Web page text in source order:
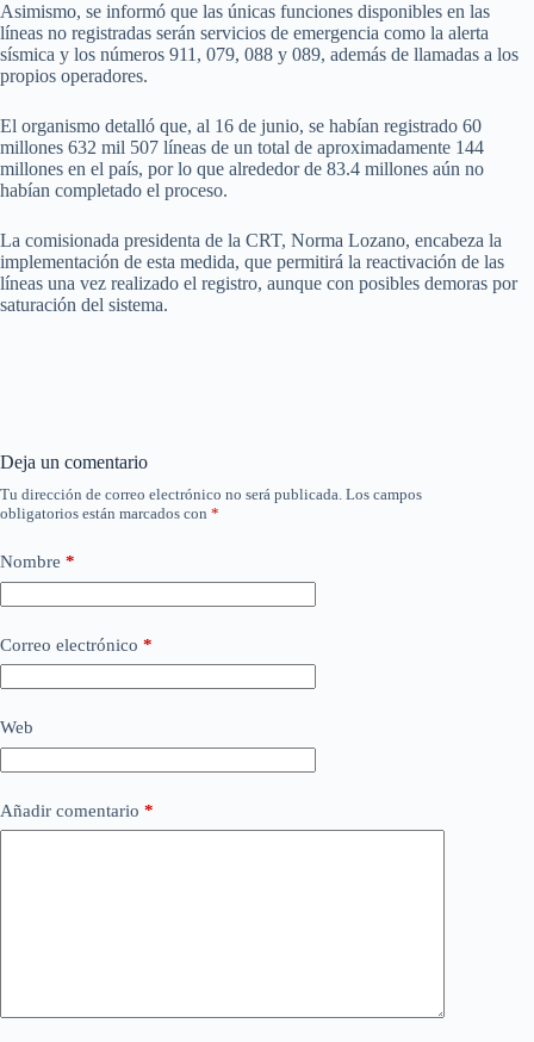
Asimismo, se informó que las únicas funciones disponibles en las
líneas no registradas serán servicios de emergencia como la alerta
sísmica y los números 911, 079, 088 y 089, además de llamadas a los
propios operadores.
El organismo detalló que, al 16 de junio, se habían registrado 60
millones 632 mil 507 líneas de un total de aproximadamente 144
millones en el país, por lo que alrededor de 83.4 millones aún no
habían completado el proceso.
La comisionada presidenta de la CRT, Norma Lozano, encabeza la
implementación de esta medida, que permitirá la reactivación de las
líneas una vez realizado el registro, aunque con posibles demoras por
saturación del sistema.
Deja un comentario
Tu dirección de correo electrónico no será publicada. Los campos
obligatorios están marcados con *
Nombre *
Correo electrónico *
Web
Añadir comentario *